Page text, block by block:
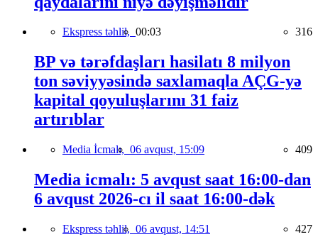
Ekspress təhlil, 00:03 316
BP və tərəfdaşları hasilatı 8 milyon
ton səviyyəsində saxlamaqla AÇG-yə
kapital qoyuluşlarını 31 faiz
artırıblar
Media İcmalı, 06 avqust, 15:09 409
Media icmalı: 5 avqust saat 16:00-dan
6 avqust 2026-cı il saat 16:00-dək
Ekspress təhlil, 06 avqust, 14:51 427